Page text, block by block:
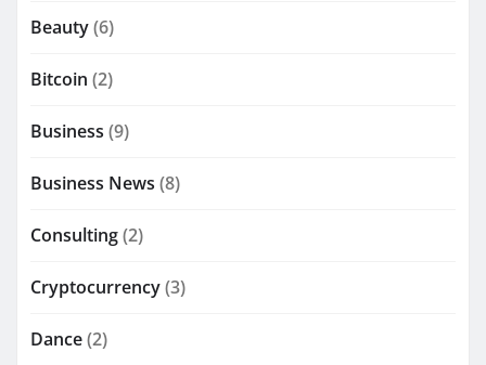
Beauty(6)
Bitcoin (2)
Business (9)
Business News (8)
Consulting(2)
Cryptocurrency(3)
Dance(2)